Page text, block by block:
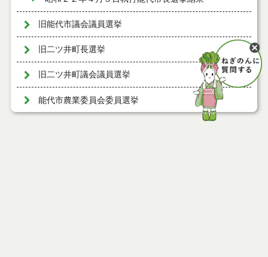
旧能代市議会議員選挙
旧二ツ井町長選挙
旧二ツ井町議会議員選挙
能代市農業委員会委員選挙